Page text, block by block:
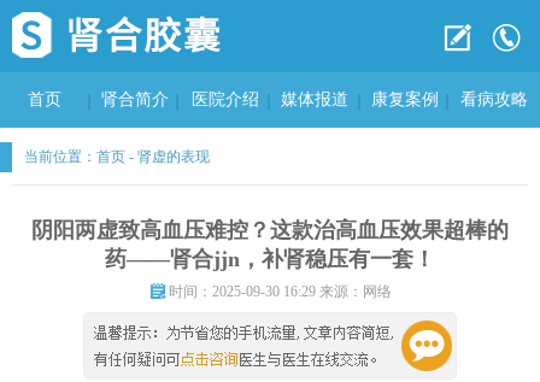
首页 肾合简介 医院介绍 媒体报道 康复案例 看病攻略
当前位置： 首页 - 肾虚的表现
阴阳两虚致高血压难控？这款治高血压效果超棒的
药——肾合jjn，补肾稳压有一套！
时间：2025-09-30 16:29 来源：网络